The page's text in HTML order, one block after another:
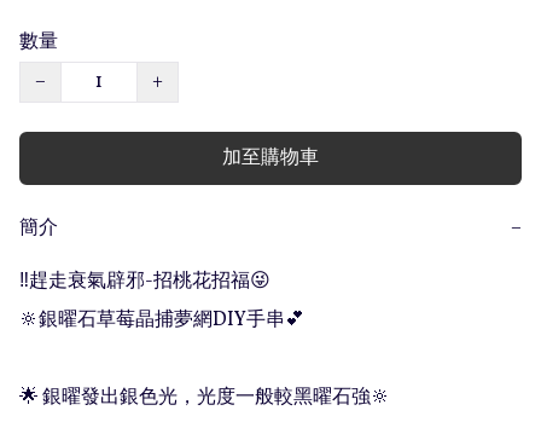
數量
−
+
加至購物車
簡介
−
‼️趕走衰氣辟邪-招桃花招福😜
🔆銀曜石草莓晶捕夢網DIY手串💕
🌟 銀曜發出銀色光，光度一般較黑曜石強🔆